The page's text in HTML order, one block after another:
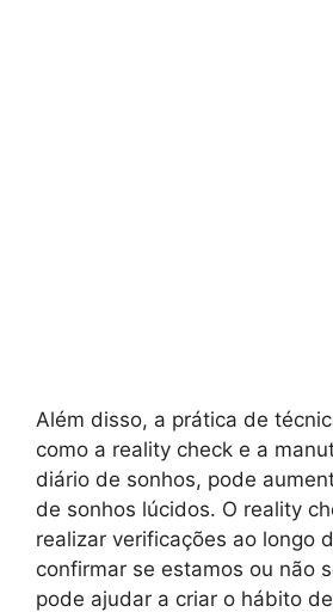
Além disso, a prática de
como a reality check e a
diário de sonhos, pode
de sonhos lúcidos. O reality
realizar verificações ao longo
confirmar se estamos ou não
pode ajudar a criar o hábito